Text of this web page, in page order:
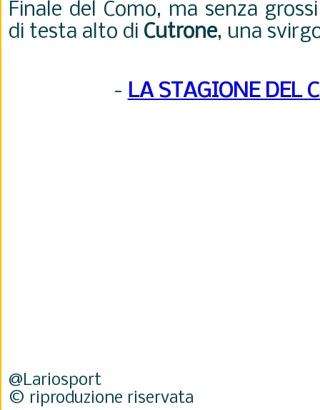
Finale del Como, ma senza
di testa alto di Cutrone, una
- LA STAGIONE DEL
@Lariosport
© riproduzione riservata